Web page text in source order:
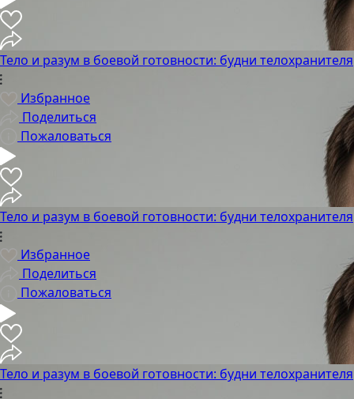
Тело и разум в боевой готовности: будни телохранителя
Избранное
Поделиться
Пожаловаться
Тело и разум в боевой готовности: будни телохранителя
Избранное
Поделиться
Пожаловаться
Тело и разум в боевой готовности: будни телохранителя